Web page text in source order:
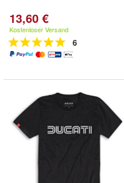
13,60 €
Kostenloser Versand
6